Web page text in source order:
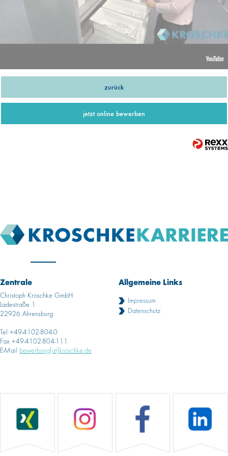
zurück
jetzt online bewerben
Zentrale
Christoph Kroschke GmbH
Ladestraße 1
22926 Ahrensburg
Tel +49-4102-804-0
Fax +49-4102-804-111
E-Mail bewerbung[at]kroschke.de
Allgemeine Links
Impressum
Datenschutz